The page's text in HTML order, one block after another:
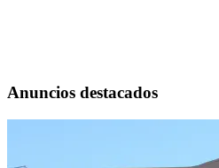
Anuncios destacados